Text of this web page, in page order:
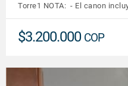
Torre1 NOTA: - El canon
$3.200.000 COP